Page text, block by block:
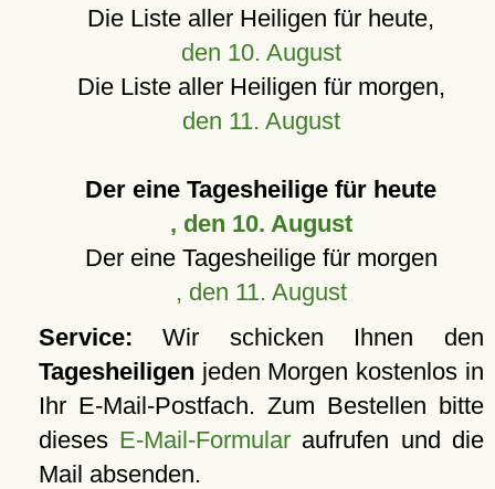
Die Liste aller Heiligen für heute,
den 10. August
Die Liste aller Heiligen für morgen,
den 11. August
Der eine Tagesheilige für heute
, den 10. August
Der eine Tagesheilige für morgen
, den 11. August
Service: Wir schicken Ihnen den
Tagesheiligen jeden Morgen kostenlos in
Ihr E-Mail-Postfach. Zum Bestellen bitte
dieses E-Mail-Formular aufrufen und die
Mail absenden.